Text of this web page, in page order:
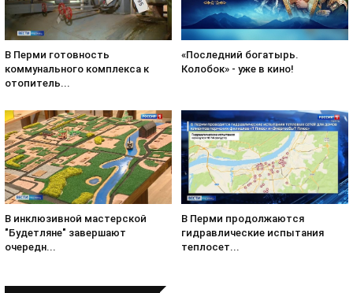
В Перми готовность
коммунального комплекса к
отопитель...
«Последний богатырь.
Колобок» - уже в кино!
В инклюзивной мастерской
"Будетляне" завершают
очередн...
В Перми продолжаются
гидравлические испытания
теплосет...